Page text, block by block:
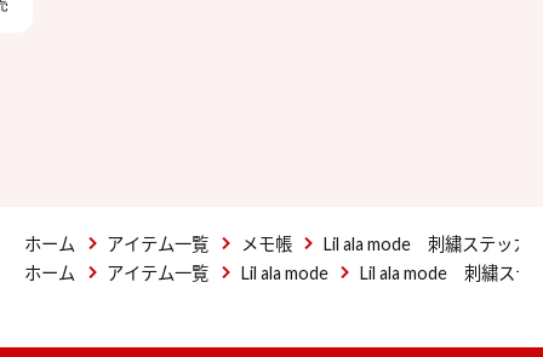
ホーム アイテム一覧 メモ帳
Lil ala mode 刺繍ステッカ
ホーム
アイテム一覧 Lil ala mode Lil ala mode 刺繍ステ